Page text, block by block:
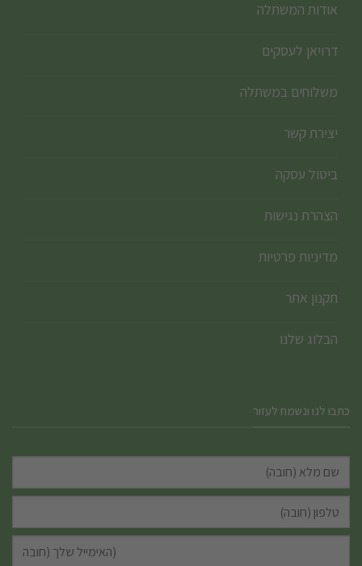
אודות המשתלה
דרויאן לעסקים
משלוחים במשתלה
יצירת קשר
ביטול עסקה
הצהרת נגישות
מדיניות פרטיות
תקנון אתר
הבלוג שלנו
כתבו לנו ונשמח לעזור